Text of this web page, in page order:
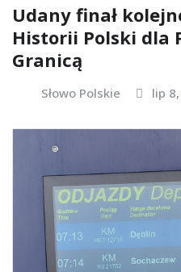
Udany finał
Historii Polski dla
Granicą
Słowo Polskie lip